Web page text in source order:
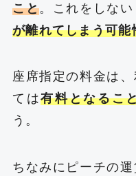
こと。これをしない
が離れてしまう可能
座席指定の料金は
ては有料となるこ
う。
ちなみにピーチの運